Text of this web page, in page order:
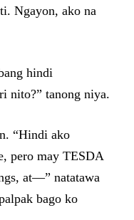
Ngayon, ako na
hindi
nito?” tanong niya.
“Hindi ako
pero may TESDA
at—” natatawa
bago ko